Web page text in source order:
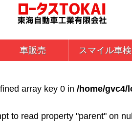
車販売 スマイル車検
array key 0 in /home/gvc4/
to read property "parent" on